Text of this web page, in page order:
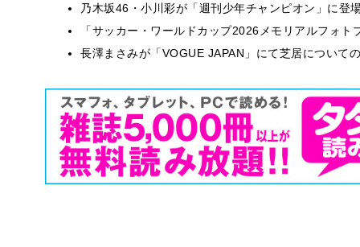
乃木坂46・小川彩が「週刊少年チャンピオン」に
「サッカー・ワールドカップ2026メモリアルフォ
長澤まさみが「VOGUE JAPAN」にて芝居について